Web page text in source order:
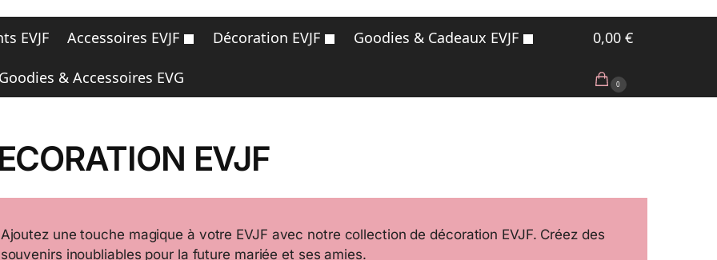
EVJF Accessoires EVJF Décoration EVJF Goodies & Cadeaux EVJF
& Accessoires EVG
0,00 €
0
EVJF
Ajoutez une touche magique à votre EVJF avec notre collection de décoration EVJF. Créez des
souvenirs inoubliables pour la future mariée et ses amies.